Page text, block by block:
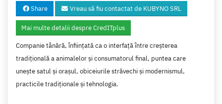
Share Vreau să fiu contactat de KUBYNO SRL
Mai multe detalii despre CredITplus
Companie tânără, înființată ca o interfață între creșterea
tradițională a animalelor și consumatorul final, puntea care
unește satul și orașul, obiceiurile străvechi și modernismul,
practicile tradiționale și tehnologia.